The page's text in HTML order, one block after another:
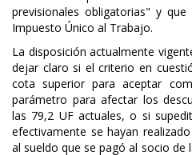
previsionales obligatorias" y
Impuesto Único al Trabajo.
La disposición actualmente
dejar claro si el criterio en
cota superior para aceptar
parámetro para afectar los
las 79,2 UF actuales, o si
efectivamente se hayan
al sueldo que se pagó al socio de